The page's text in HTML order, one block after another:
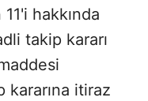
hakkında
takip kararı
itiraz